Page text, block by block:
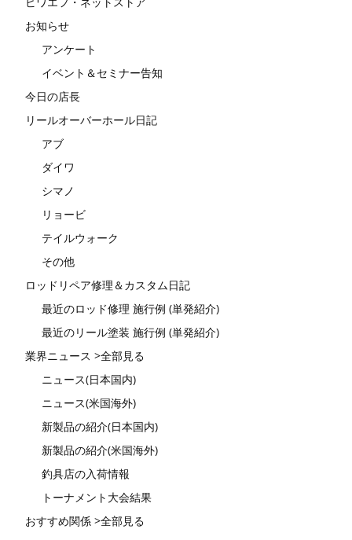
お知らせ
アンケート
イベント＆セミナー告知
今日の店長
リールオーバーホール日記
アブ
ダイワ
シマノ
リョービ
テイルウォーク
その他
ロッドリペア修理＆カスタム日記
最近のロッド修理 施行例 (単発紹介)
最近のリール塗装 施行例 (単発紹介)
業界ニュース >全部見る
ニュース(日本国内)
ニュース(米国海外)
新製品の紹介(日本国内)
新製品の紹介(米国海外)
釣具店の入荷情報
トーナメント大会結果
おすすめ関係 >全部見る